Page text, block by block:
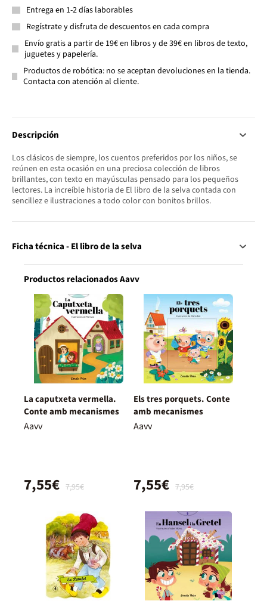
Entrega en 1-2 días laborables
Regístrate y disfruta de descuentos en cada compra
Envío gratis a partir de 19€ en libros y de 39€ en libros de texto,
juguetes y papelería.
Productos de robótica: no se aceptan devoluciones en la tienda.
Contacta con atención al cliente.
Descripción
Los clásicos de siempre, los cuentos preferidos por los niños, se
reúnen en esta ocasión en una preciosa colección de libros
brillantes, con texto en mayúsculas pensado para los pequeños
lectores. La increíble historia de El libro de la selva contada con
sencillez e ilustraciones a todo color con bonitos brillos.
Ficha técnica - El libro de la selva
Productos relacionados Aavv
La caputxeta vermella.
Conte amb mecanismes
Aavv
7,95€
7,55€
Els tres porquets. Conte
amb mecanismes
Aavv
7,95€
7,55€